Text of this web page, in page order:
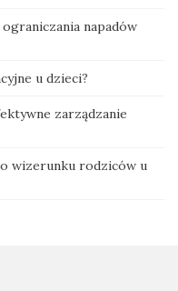
napadów
u dzieci?
zarządzanie
wizerunku rodziców u